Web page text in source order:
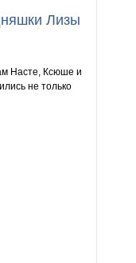
Лизы
Насте, Ксюше и
не только